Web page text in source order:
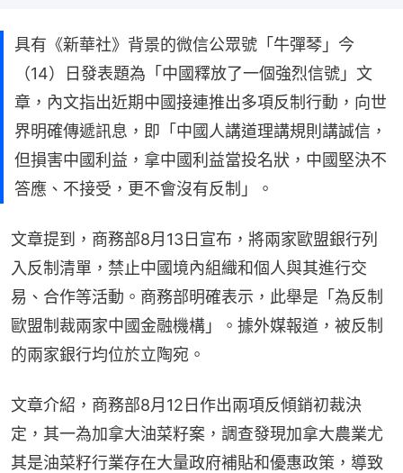
具有《新華社》背景的微信公眾號「牛彈琴」今
（14）日發表題為「中國釋放了一個強烈信號」文
章，內文指出近期中國接連推出多項反制行動，向世
界明確傳遞訊息，即「中國人講道理講規則講誠信，
但損害中國利益，拿中國利益當投名狀，中國堅決不
答應、不接受，更不會沒有反制」。
文章提到，商務部8月13日宣布，將兩家歐盟銀行列
入反制清單，禁止中國境內組織和個人與其進行交
易、合作等活動。商務部明確表示，此舉是「為反制
歐盟制裁兩家中國金融機構」。據外媒報道，被反制
的兩家銀行均位於立陶宛。
文章介紹，商務部8月12日作出兩項反傾銷初裁決
定，其一為加拿大油菜籽案，調查發現加拿大農業尤
其是油菜籽行業存在大量政府補貼和優惠政策，導致